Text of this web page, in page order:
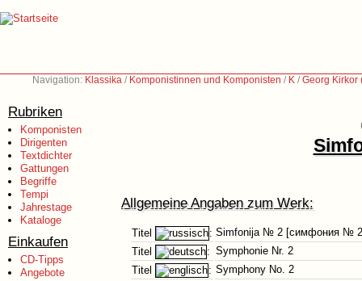
Navigation: Klassika / Komponistinnen und Komponisten / K /Georg Kirkor
Rubriken
Komponisten
Dirigenten
Textdichter
Gattungen
Begriffe
Tempi
Jahrestage
Kataloge
Einkaufen
CD-Tipps
Angebote
Allgemeine Angaben zum Werk:
Titel : Simfonija № 2 [симфония №
Titel
: Symphonie Nr. 2
Titel
: Symphony No. 2